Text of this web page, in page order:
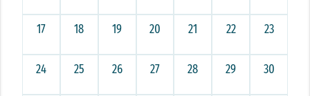
17 18 19 20 21 22 23
24 25 26 27 28 29 30